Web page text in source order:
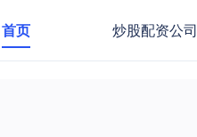
首页 炒股配资公司